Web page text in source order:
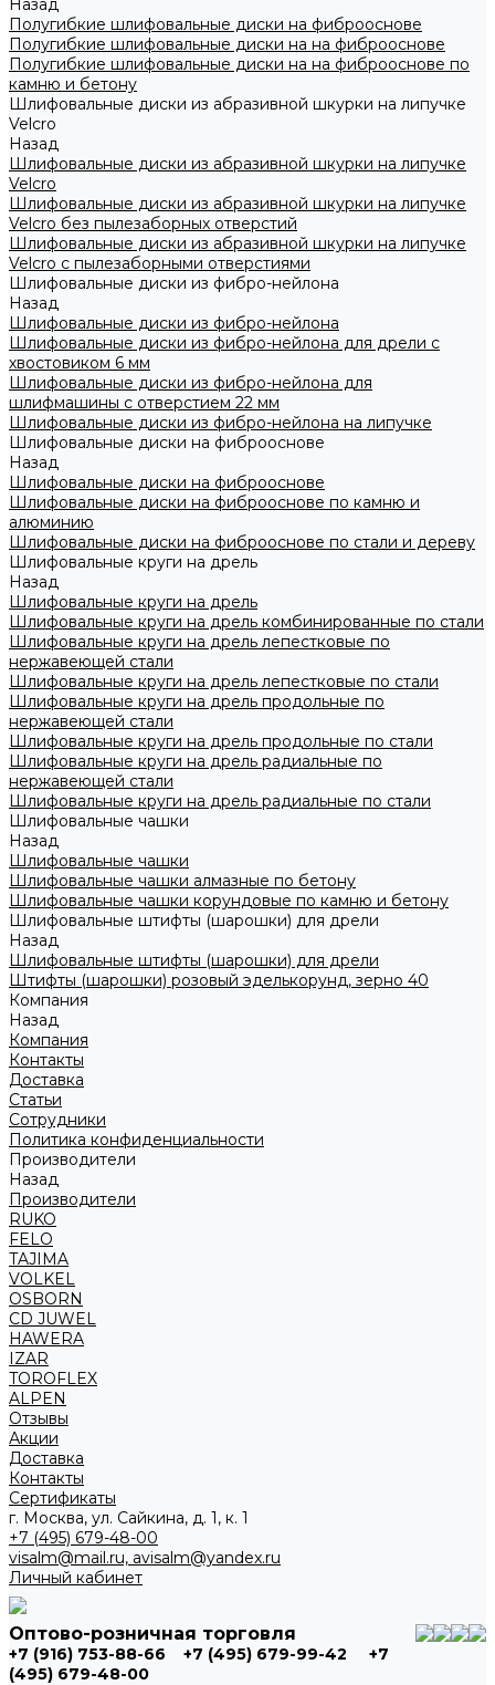
Назад
Полугибкие шлифовальные диски на фиброоснове
Полугибкие шлифовальные диски на на фиброоснове
Полугибкие шлифовальные диски на на фиброоснове по
камню и бетону
Шлифовальные диски из абразивной шкурки на липучке
Velcro
Назад
Шлифовальные диски из абразивной шкурки на липучке
Velcro
Шлифовальные диски из абразивной шкурки на липучке
Velcro без пылезаборных отверстий
Шлифовальные диски из абразивной шкурки на липучке
Velcro с пылезаборными отверстиями
Шлифовальные диски из фибро-нейлона
Назад
Шлифовальные диски из фибро-нейлона
Шлифовальные диски из фибро-нейлона для дрели с
хвостовиком 6 мм
Шлифовальные диски из фибро-нейлона для
шлифмашины с отверстием 22 мм
Шлифовальные диски из фибро-нейлона на липучке
Шлифовальные диски на фиброоснове
Назад
Шлифовальные диски на фиброоснове
Шлифовальные диски на фиброоснове по камню и
алюминию
Шлифовальные диски на фиброоснове по стали и дереву
Шлифовальные круги на дрель
Назад
Шлифовальные круги на дрель
Шлифовальные круги на дрель комбинированные по стали
Шлифовальные круги на дрель лепестковые по
нержавеющей стали
Шлифовальные круги на дрель лепестковые по стали
Шлифовальные круги на дрель продольные по
нержавеющей стали
Шлифовальные круги на дрель продольные по стали
Шлифовальные круги на дрель радиальные по
нержавеющей стали
Шлифовальные круги на дрель радиальные по стали
Шлифовальные чашки
Назад
Шлифовальные чашки
Шлифовальные чашки алмазные по бетону
Шлифовальные чашки корундовые по камню и бетону
Шлифовальные штифты (шарошки) для дрели
Назад
Шлифовальные штифты (шарошки) для дрели
Штифты (шарошки) розовый эделькорунд, зерно 40
Компания
Назад
Компания
Контакты
Доставка
Статьи
Сотрудники
Политика конфиденциальности
Производители
Назад
Производители
RUKO
FELO
TAJIMA
VOLKEL
OSBORN
CD JUWEL
HAWERA
IZAR
TOROFLEX
ALPEN
Отзывы
Акции
Доставка
Контакты
Сертификаты
г. Москва, ул. Сайкина, д. 1, к. 1
+7 (495) 679-48-00
visalm@mail.ru, avisalm@yandex.ru
Личный кабинет
Оптово-розничная торговля
+7 (916) 753-88-66 +7 (495) 679-99-42
+7
(495) 679-48-00